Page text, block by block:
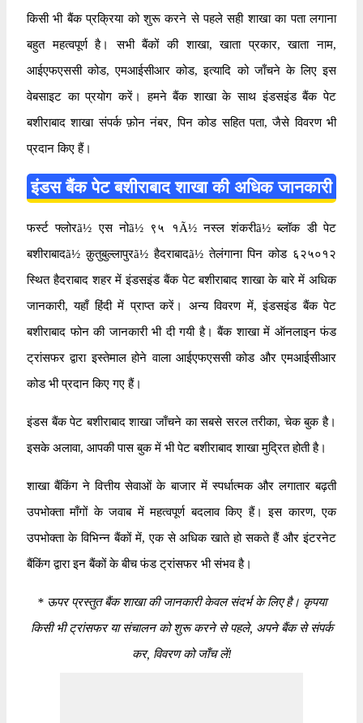
किसी भी बैंक प्रक्रिया को शुरू करने से पहले सही शाखा का पता लगाना
बहुत महत्वपूर्ण है। सभी बैंकों की शाखा, खाता प्रकार, खाता नाम,
आईएफएससी कोड, एमआईसीआर कोड, इत्यादि को जाँचने के लिए इस
वेबसाइट का प्रयोग करें। हमने बैंक शाखा के साथ इंडसइंड बैंक पेट
बशीराबाद शाखा संपर्क फ़ोन नंबर, पिन कोड सहित पता, जैसे विवरण भी
प्रदान किए हैं।
इंडस बैंक पेट बशीराबाद शाखा की अधिक जानकारी
फर्स्ट फ्लोरã½ एस नोã½ ९५ १Ã½ नस्ल शंकरीã½ ब्लॉक डी पेट
बशीराबादã½ क़ुतुबुल्लापुरã½ हैदराबादã½ तेलंगाना पिन कोड ६२५०१२
स्थित हैदराबाद शहर में इंडसइंड बैंक पेट बशीराबाद शाखा के बारे में अधिक
जानकारी, यहाँ हिंदी में प्राप्त करें। अन्य विवरण में, इंडसइंड बैंक पेट
बशीराबाद फोन की जानकारी भी दी गयी है। बैंक शाखा में ऑनलाइन फंड
ट्रांसफर द्वारा इस्तेमाल होने वाला आईएफएससी कोड और एमआईसीआर
कोड भी प्रदान किए गए हैं।
इंडस बैंक पेट बशीराबाद शाखा जाँचने का सबसे सरल तरीका, चेक बुक है।
इसके अलावा, आपकी पास बुक में भी पेट बशीराबाद शाखा मुद्रित होती है।
शाखा बैंकिंग ने वित्तीय सेवाओं के बाजार में स्पर्धात्मक और लगातार बढ़ती
उपभोक्ता माँगों के जवाब में महत्वपूर्ण बदलाव किए हैं। इस कारण, एक
उपभोक्ता के विभिन्न बैंकों में, एक से अधिक खाते हो सकते हैं और इंटरनेट
बैंकिंग द्वारा इन बैंकों के बीच फंड ट्रांसफर भी संभव है।
*ऊपर प्रस्तुत बैंक शाखा की जानकारी केवल संदर्भ के लिए है। कृपया
किसी भी ट्रांसफर या संचालन को शुरू करने से पहले, अपने बैंक से संपर्क
कर, विवरण को जाँच लें!